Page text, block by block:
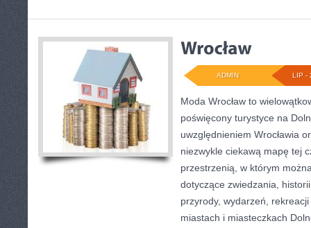
LIP -
ADMIN
Moda Wrocław to
poświęcony turystyce na
uwzględnieniem Wrocławia
niezwykle ciekawą mapę tej
przestrzenią, w którym
dotyczące zwiedzania,
przyrody, wydarzeń,
miastach i miasteczkach